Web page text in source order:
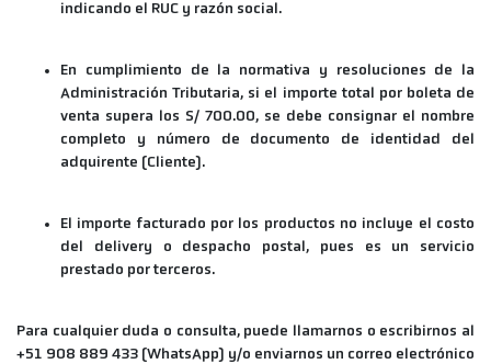
indicando el RUC y razón social.
En cumplimiento de la normativa y resoluciones de la
Administración Tributaria, si el importe total por boleta de
venta supera los S/ 700.00, se debe consignar el nombre
completo y número de documento de identidad del
adquirente (Cliente).
El importe facturado por los productos no incluye el costo
del delivery o despacho postal, pues es un servicio
prestado por terceros.
Para cualquier duda o consulta, puede llamarnos o escribirnos al
+51 908 889 433 (WhatsApp) y/o enviarnos un correo electrónico